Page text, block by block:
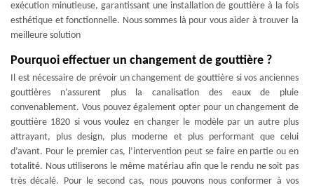
exécution minutieuse, garantissant une installation de gouttière à la fois
esthétique et fonctionnelle. Nous sommes là pour vous aider à trouver la
meilleure solution
Pourquoi effectuer un changement de gouttière ?
Il est nécessaire de prévoir un changement de gouttière si vos anciennes
gouttières n’assurent plus la canalisation des eaux de pluie
convenablement. Vous pouvez également opter pour un changement de
gouttière 1820 si vous voulez en changer le modèle par un autre plus
attrayant, plus design, plus moderne et plus performant que celui
d’avant. Pour le premier cas, l’intervention peut se faire en partie ou en
totalité. Nous utiliserons le même matériau afin que le rendu ne soit pas
très décalé. Pour le second cas, nous pouvons nous conformer à vos